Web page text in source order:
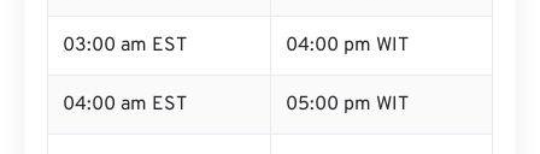
03:00 am EST 04:00 pm WIT
04:00 am EST 05:00 pm WIT